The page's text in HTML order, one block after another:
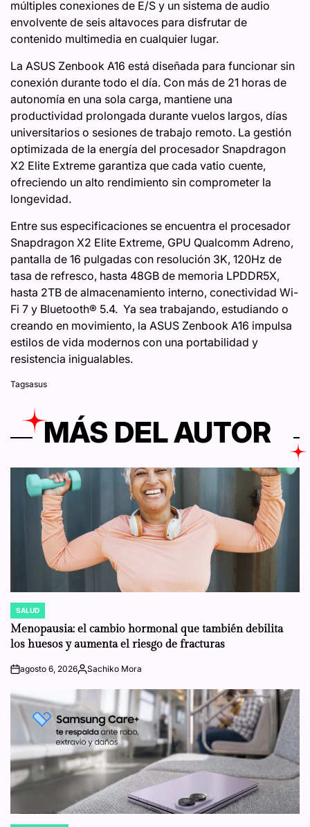
múltiples conexiones de E/S y un sistema de audio
envolvente de seis altavoces para disfrutar de
contenido multimedia en cualquier lugar.
La ASUS Zenbook A16 está diseñada para funcionar sin
conexión durante todo el día. Con más de 21 horas de
autonomía en una sola carga, mantiene una
productividad prolongada durante vuelos largos, días
universitarios o sesiones de trabajo remoto. La gestión
optimizada de la energía del procesador Snapdragon
X2 Elite Extreme garantiza que cada vatio cuente,
ofreciendo un alto rendimiento sin comprometer la
longevidad.
Entre sus especificaciones se encuentra el procesador
Snapdragon X2 Elite Extreme, GPU Qualcomm Adreno,
pantalla de 16 pulgadas con resolución 3K, 120Hz de
tasa de refresco, hasta 48GB de memoria LPDDR5X,
hasta 2TB de almacenamiento interno, conectividad Wi-
Fi 7 y Bluetooth® 5.4. Ya sea trabajando, estudiando o
creando en movimiento, la ASUS Zenbook A16 impulsa
estilos de vida modernos con una portabilidad y
resistencia inigualables.
Tagsasus
MÁS DEL AUTOR
POSTED
IN
SALUD
Menopausia: el cambio hormonal que también debilita
los huesos y aumenta el riesgo de fracturas
onagosto 6, 2026Posted
Sachiko Mora